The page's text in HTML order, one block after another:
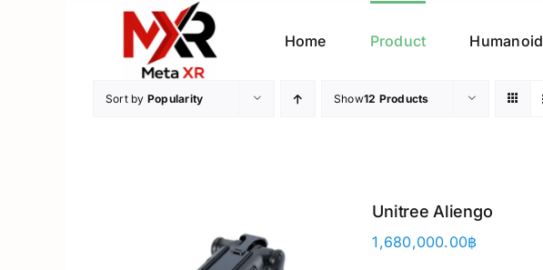
Home Product Humanoid
Sort by Popularity Show12 Products
Unitree Aliengo
1,680,000.00฿